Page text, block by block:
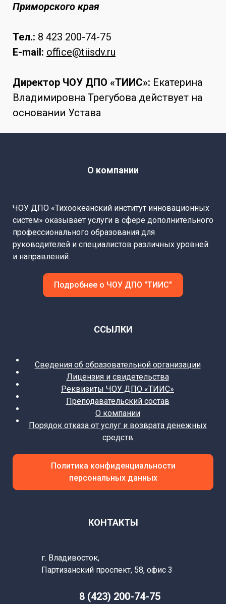
Приморского края
Тел.: 8 423 200-74-75
E-mail: office@tiisdv.ru
Директор ЧОУ ДПО «ТИИС»: Екатерина
Владимировна Трегубова действует на
основании Устава
О компании
ЧОУ ДПО «Тихоокеанский институт инновационных
систем» оказывает услуги в сфере дополнительного
профессионального образования для
руководителей и специалистов различных уровней
и направлений.
Подробнее о ЧОУ ДПО "ТИИС"
ССЫЛКИ
Сведения об образовательной организации
Лицензия и свидетельства
Реквизиты ЧОУ ДПО «ТИИС»
Преподавательский состав
О компании
Порядок отказа от услуг и возврата денежных
средств
Политика конфиденциальности
персональных данных
КОНТАКТЫ
г. Владивосток,
Партизанский проспект, 58, офис 3
8 (423) 200-74-75